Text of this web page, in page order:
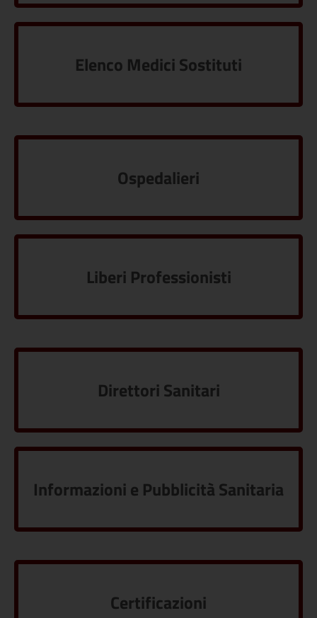
Elenco Medici Sostituti
Ospedalieri
Liberi Professionisti
Direttori Sanitari
Informazioni e Pubblicità Sanitaria
Certificazioni